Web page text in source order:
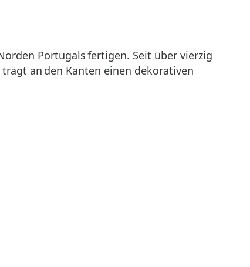
Portugals fertigen. Seit über vierzig
an den Kanten einen dekorativen